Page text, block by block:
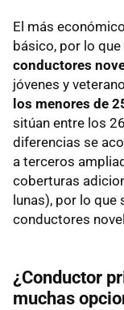
El más
básico, por lo que
conductores
jóvenes y
los menores de
sitúan entre los
diferencias se
a terceros
coberturas
lunas), por lo
conductores
¿Conductor
muchas